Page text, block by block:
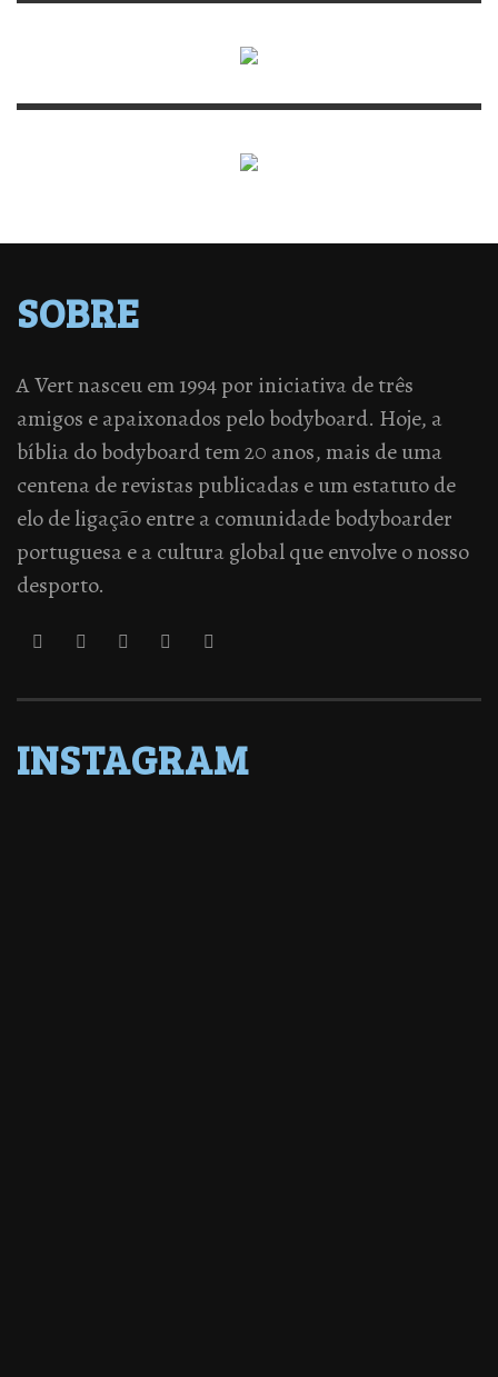
SOBRE
A Vert nasceu em 1994 por iniciativa de três
amigos e apaixonados pelo bodyboard. Hoje, a
bíblia do bodyboard tem 20 anos, mais de uma
centena de revistas publicadas e um estatuto de
elo de ligação entre a comunidade bodyboarder
portuguesa e a cultura global que envolve o nosso
desporto.
INSTAGRAM